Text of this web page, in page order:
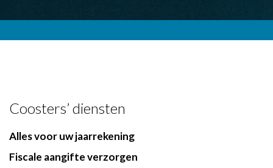
Coosters’ diensten
Alles voor uw jaarrekening
Fiscale aangifte verzorgen